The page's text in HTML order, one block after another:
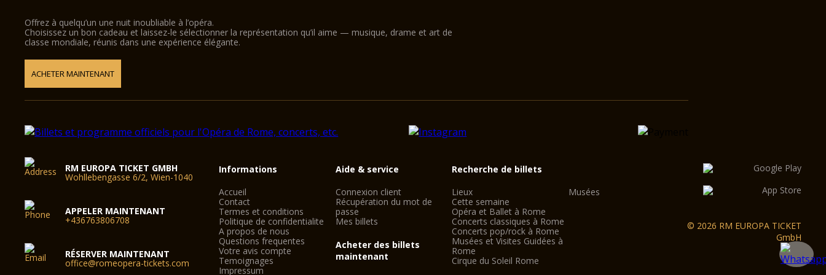
Offrez à quelqu’un une nuit inoubliable à l’opéra.
Choisissez un bon cadeau et laissez-le sélectionner la représentation qu’il aime — musique, drame et art de
classe mondiale, réunis dans une expérience élégante.
ACHETER MAINTENANT
RM EUROPA TICKET GMBH
Wohllebengasse 6/2, Wien-1040
APPELER MAINTENANT
+436763806708
RÉSERVER MAINTENANT
office@romeopera-tickets.com
Informations
Accueil
Contact
Termes et conditions
Politique de confidentialite
A propos de nous
Questions frequentes
Votre avis compte
Temoignages
Impressum
Aide & service
Connexion client
Récupération du mot de
passe
Mes billets
Acheter des billets
maintenant
Recherche de billets
Lieux
Cette semaine
Opéra et Ballet à Rome
Concerts classiques à Rome
Concerts pop/rock à Rome
Musées et Visites Guidées à
Rome
Cirque du Soleil Rome
Musées
© 2026 RM EUROPA TICKET
GmbH